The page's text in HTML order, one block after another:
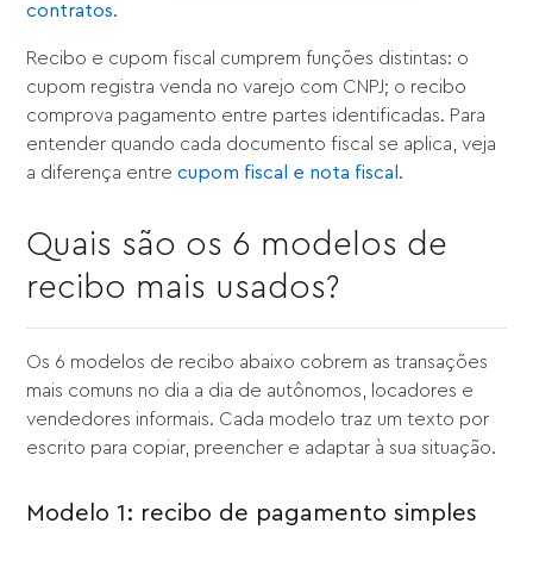
contratos.
Recibo e cupom fiscal cumprem funções distintas: o
cupom registra venda no varejo com CNPJ; o recibo
comprova pagamento entre partes identificadas. Para
entender quando cada documento fiscal se aplica, veja
a diferença entrecupom fiscal e nota fiscal .
Quais são os 6 modelos de
recibo mais usados?
Os 6 modelos de recibo abaixo cobrem as transações
mais comuns no dia a dia de autônomos, locadores e
vendedores informais. Cada modelo traz um texto por
escrito para copiar, preencher e adaptar à sua situação.
Modelo 1: recibo de pagamento simples